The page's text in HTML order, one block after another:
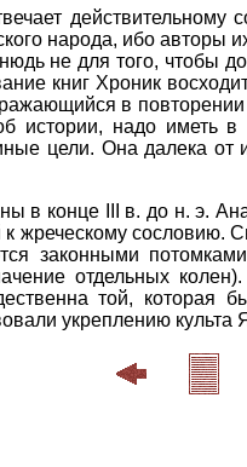
народа, ибо
не для того, чтобы
книг Хроник
в повторении
истории, надо иметь
цели. Она далека
в конце III в. до н. э.
жреческому сословию.
законными
отдельных
той,
укреплению культа